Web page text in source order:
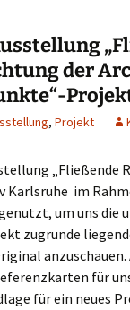
der
, Projekt
„Fließende
Karlsruhe im
um uns die
zugrunde
für
für ein neues